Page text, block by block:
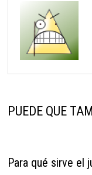
PUEDE QUE
Para qué sirve el